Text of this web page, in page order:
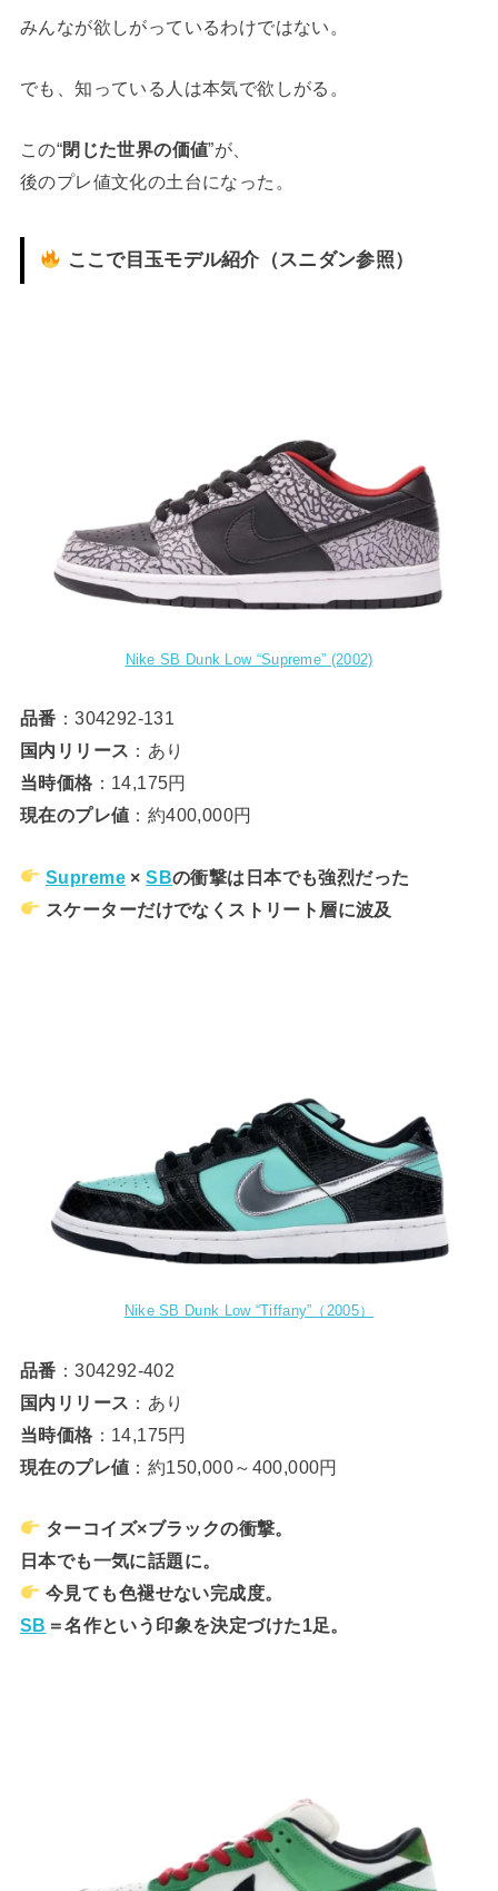
みんなが欲しがっているわけではない。
でも、知っている人は本気で欲しがる。
この“閉じた世界の価値”が、
後のプレ値文化の土台になった。
ここで目玉モデル紹介（スニダン参照）
Nike SB Dunk Low “Supreme” (2002)
品番 ：304292-131
国内リリース ：あり
当時価格 ：14,175円
現在のプレ値 ：約400,000円
Supreme×SBの衝撃は日本でも強烈だった
スケーターだけでなくストリート層に波及
Nike SB Dunk Low “Tiffany”（2005）
品番 ：304292-402
国内リリース ：あり
当時価格 ：14,175円
現在のプレ値 ：約150,000～400,000円
ターコイズ×ブラックの衝撃。
日本でも一気に話題に。
今見ても色褪せない完成度。
SB ＝名作という印象を決定づけた1足。